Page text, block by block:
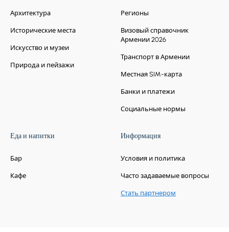
Архитектура
Исторические места
Искусство и музеи
Природа и пейзажи
Регионы
Визовый справочник
Армении 2026
Транспорт в Армении
Местная SIM-карта
Банки и платежи
Социальные нормы
Еда и напитки
Бар
Кафе
Информация
Условия и политика
Часто задаваемые вопросы
Стать партнером